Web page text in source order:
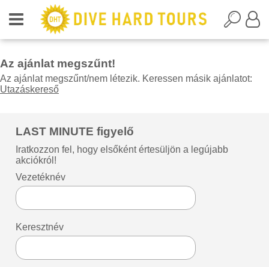
Az ajánlat megszűnt!
Az ajánlat megszűnt/nem létezik. Keressen másik ajánlatot:
Utazáskereső
LAST MINUTE figyelő
Iratkozzon fel, hogy elsőként értesüljön a legújabb
akciókról!
Vezetéknév
Keresztnév